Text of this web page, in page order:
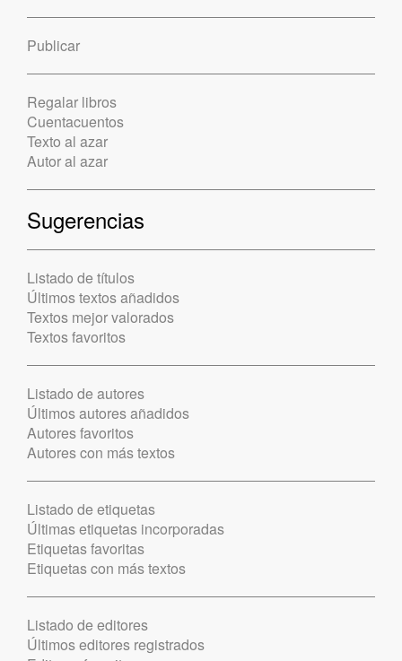
Publicar
Regalar libros
Cuentacuentos
Texto al azar
Autor al azar
Sugerencias
Listado de títulos
Últimos textos añadidos
Textos mejor valorados
Textos favoritos
Listado de autores
Últimos autores añadidos
Autores favoritos
Autores con más textos
Listado de etiquetas
Últimas etiquetas incorporadas
Etiquetas favoritas
Etiquetas con más textos
Listado de editores
Últimos editores registrados